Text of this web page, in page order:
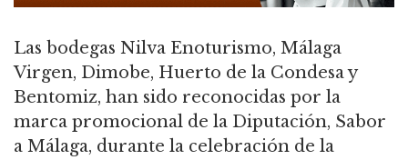
Las bodegas Nilva Enoturismo, Málaga
Virgen, Dimobe, Huerto de la Condesa y
Bentomiz, han sido reconocidas por la
marca promocional de la Diputación, Sabor
a Málaga, durante la celebración de la